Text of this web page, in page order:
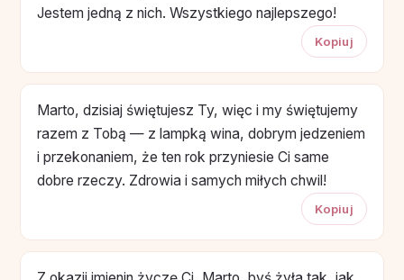
Jestem jedną z nich. Wszystkiego najlepszego!
Kopiuj
Marto, dzisiaj świętujesz Ty, więc i my świętujemy
razem z Tobą — z lampką wina, dobrym jedzeniem
i przekonaniem, że ten rok przyniesie Ci same
dobre rzeczy. Zdrowia i samych miłych chwil!
Kopiuj